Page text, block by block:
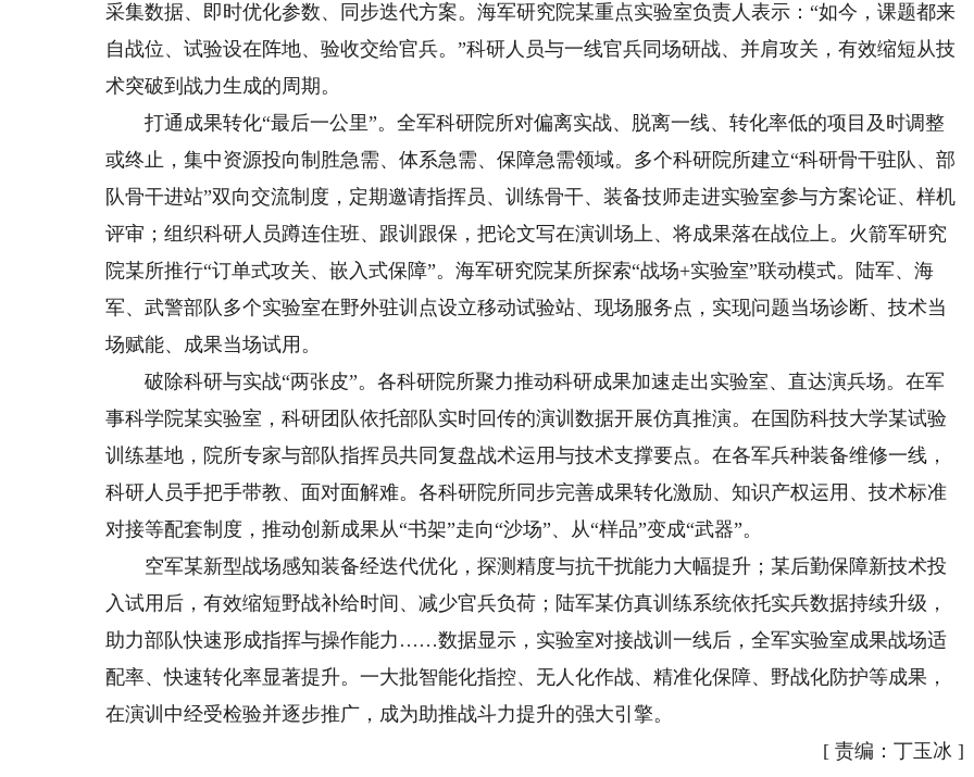
采集数据、即时优化参数、同步迭代方案。海军研究院某重点实验室负责人表示：“如今，课题都来
自战位、试验设在阵地、验收交给官兵。”科研人员与一线官兵同场研战、并肩攻关，有效缩短从技
术突破到战力生成的周期。
打通成果转化“最后一公里”。全军科研院所对偏离实战、脱离一线、转化率低的项目及时调整
或终止，集中资源投向制胜急需、体系急需、保障急需领域。多个科研院所建立“科研骨干驻队、部
队骨干进站”双向交流制度，定期邀请指挥员、训练骨干、装备技师走进实验室参与方案论证、样机
评审；组织科研人员蹲连住班、跟训跟保，把论文写在演训场上、将成果落在战位上。火箭军研究
院某所推行“订单式攻关、嵌入式保障”。海军研究院某所探索“战场+实验室”联动模式。陆军、海
军、武警部队多个实验室在野外驻训点设立移动试验站、现场服务点，实现问题当场诊断、技术当
场赋能、成果当场试用。
破除科研与实战“两张皮”。各科研院所聚力推动科研成果加速走出实验室、直达演兵场。在军
事科学院某实验室，科研团队依托部队实时回传的演训数据开展仿真推演。在国防科技大学某试验
训练基地，院所专家与部队指挥员共同复盘战术运用与技术支撑要点。在各军兵种装备维修一线，
科研人员手把手带教、面对面解难。各科研院所同步完善成果转化激励、知识产权运用、技术标准
对接等配套制度，推动创新成果从“书架”走向“沙场”、从“样品”变成“武器”。
空军某新型战场感知装备经迭代优化，探测精度与抗干扰能力大幅提升；某后勤保障新技术投
入试用后，有效缩短野战补给时间、减少官兵负荷；陆军某仿真训练系统依托实兵数据持续升级，
助力部队快速形成指挥与操作能力……数据显示，实验室对接战训一线后，全军实验室成果战场适
配率、快速转化率显著提升。一大批智能化指控、无人化作战、精准化保障、野战化防护等成果，
在演训中经受检验并逐步推广，成为助推战斗力提升的强大引擎。
[ 责编：丁玉冰 ]